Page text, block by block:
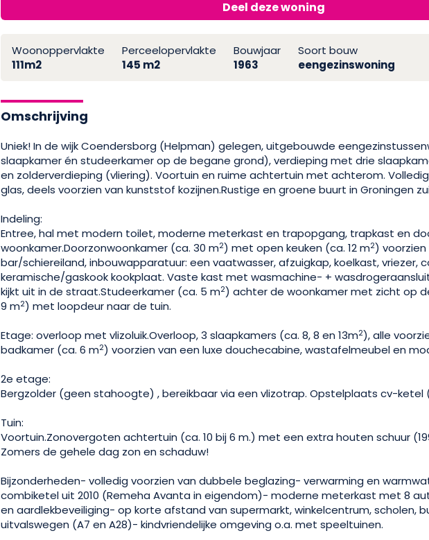
Deel deze woning
Woonoppervlakte
111m2
Perceelopervlakte
145 m2
Bouwjaar
1963
Soort bouw
eengezinswoning
Omschrijving
Uniek! In de wijk Coendersborg (Helpman) gelegen, uitgebouwde
slaapkamer én studeerkamer op de begane grond), verdieping met drie
en zolderverdieping (vliering). Voortuin en ruime achtertuin met achterom.
glas, deels voorzien van kunststof kozijnen.Rustige en groene buurt in Groningen
Indeling:
Entree, hal met modern toilet, moderne meterkast en trapopgang, trapkast en
woonkamer.Doorzonwoonkamer (ca. 30 m2) met open keuken (ca. 12 m2)
bar/schiereiland, inbouwapparatuur: een vaatwasser, afzuigkap, koelkast, vriezer,
keramische/gaskook kookplaat. Vaste kast met wasmachine- +
kijkt uit in de straat.Studeerkamer (ca. 5 m2) achter de woonkamer met zicht op
9 m2) met loopdeur naar de tuin.
Etage: overloop met vlizoluik.Overloop, 3 slaapkamers (ca. 8, 8 en 13m2), alle
badkamer (ca. 6 m2) voorzien van een luxe douchecabine, wastafelmeubel en
2e etage:
Bergzolder (geen stahoogte) , bereikbaar via een vlizotrap. Opstelplaats cv-ketel
Tuin:
Voortuin.Zonovergoten achtertuin (ca. 10 bij 6 m.) met een extra houten schuur
Zomers de gehele dag zon en schaduw!
Bijzonderheden- volledig voorzien van dubbele beglazing- verwarming en
combiketel uit 2010 (Remeha Avanta in eigendom)- moderne meterkast met 8
en aardlekbeveiliging- op korte afstand van supermarkt, winkelcentrum, scholen,
uitvalswegen (A7 en A28)- kindvriendelijke omgeving o.a. met speeltuinen.